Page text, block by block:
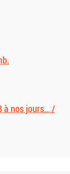
à nos jours… /